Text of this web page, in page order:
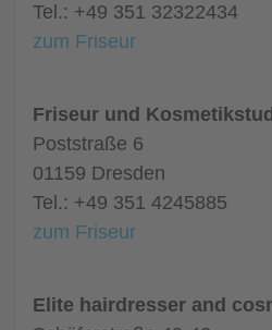
Tel.: +49 351 32322434
zum Friseur
Friseur und
Poststraße 6
01159 Dresden
Tel.: +49 351 4245885
zum Friseur
Elite hairdresser and